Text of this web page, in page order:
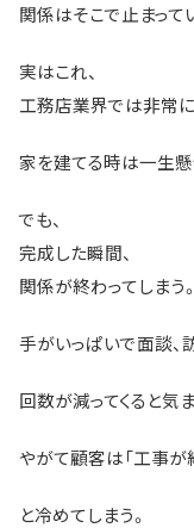
関係はそこで止まって
実はこれ、
工務店業界では非常に
家を建てる時は一生懸
でも、
完成した瞬間、
関係が終わってしまう。
手がいっぱいで面談、
回数が減ってくると気ま
やがて顧客は「工事が
と冷めてしまう。